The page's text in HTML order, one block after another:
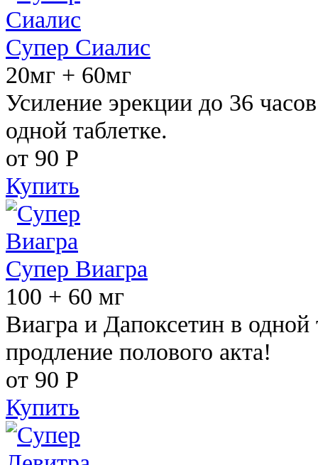
Супер Сиалис
20мг + 60мг
Усиление эрекции до 36
одной таблетке.
от 90 Р
Купить
Супер Виагра
100 + 60 мг
Виагра и Дапоксетин в одной
продление полового акта!
от 90 Р
Купить